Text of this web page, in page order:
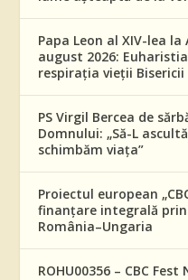
Papa Leon al XIV-lea
august 2026:
respirația vieții Bisericii
PS Virgil Bercea de
Domnului: „Să-L
schimbăm viața”
Proiectul european
finanțare integrală
România–Ungaria
ROHU00356 – CBC